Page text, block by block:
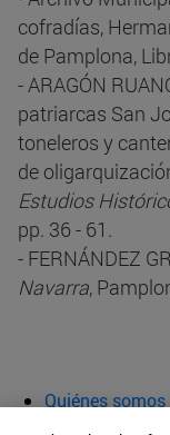
cofradías,
de Pamplona,
- ARAGÓN
patriarcas San
toneleros y
de
Estudios
pp. 36 - 61.
- FERNÁNDEZ
Navarra,
Quiénes somos